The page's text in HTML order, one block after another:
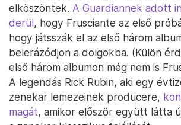
elköszöntek. A Guardiannek adott
derül, hogy Frusciante az első
hogy játsszák el az első három
belerázódjon a dolgokba. (Külön
első három albumon még nem is
A legendás Rick Rubin, aki egy
zenekar lemezeinek producere,
magát, amikor először együtt látta